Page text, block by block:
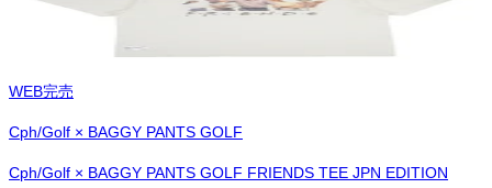
WEB完売
Cph/Golf × BAGGY PANTS GOLF
Cph/Golf × BAGGY PANTS GOLF FRIENDS TEE JPN EDITION